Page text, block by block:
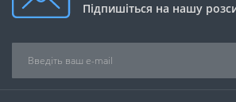
Підпишіться на нашу